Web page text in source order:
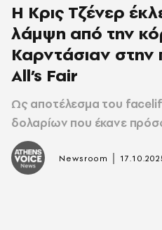
Η Κρις Τζένερ
λάμψη από την
Καρντάσιαν στην
All’s Fair
Ως αποτέλεσμα του
δολαρίων που έκανε
Newsroom